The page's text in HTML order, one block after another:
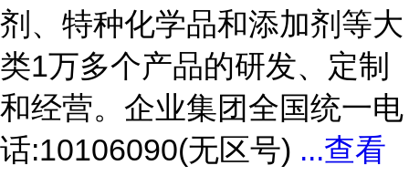
剂、特种化学品和添加剂等大
类1万多个产品的研发、定制
和经营。企业集团全国统一电
话:10106090(无区号) ...查看